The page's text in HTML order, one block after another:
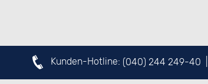
Kunden-Hotline: (040) 244 249-40